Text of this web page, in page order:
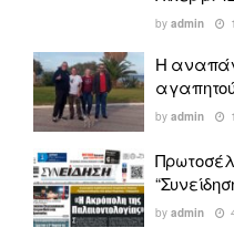
by admin
Η
by admin
by admin